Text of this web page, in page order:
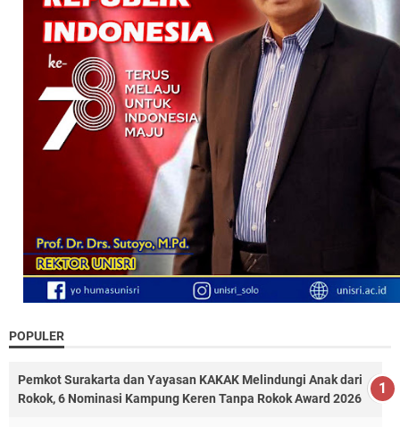
POPULER
Pemkot Surakarta dan Yayasan KAKAK Melindungi Anak dari
Rokok, 6 Nominasi Kampung Keren Tanpa Rokok Award 2026